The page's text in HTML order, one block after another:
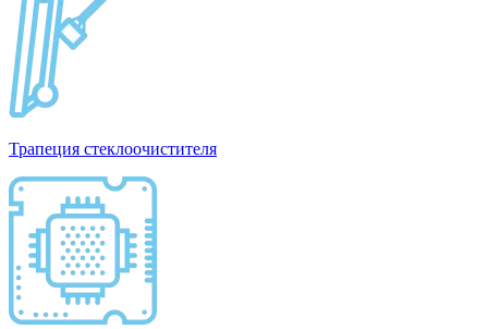
Трапеция стеклоочистителя